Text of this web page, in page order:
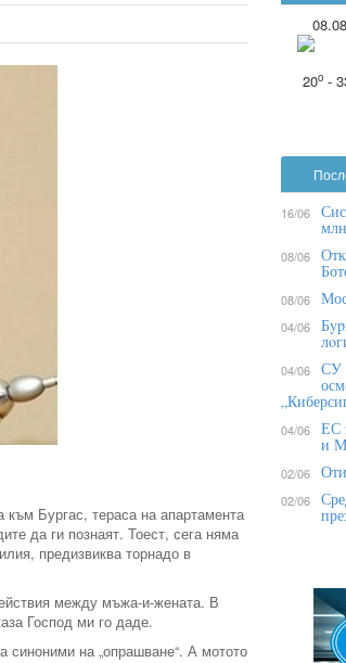
Бургас, тераса на апартамента
да ги познаят. Тоест, сега няма
предизвиква торнадо в
между мъжа-и-жената. В
Господ ми го даде.
синоними на „опрашване“. А мотото
08.08
20o -
16/06
08/06
08/06
04/06
04/06 СУ
04/06 ЕС
и
02/06
02/06